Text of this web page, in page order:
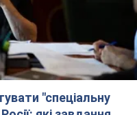
світла, у Львові
в енергосистемі